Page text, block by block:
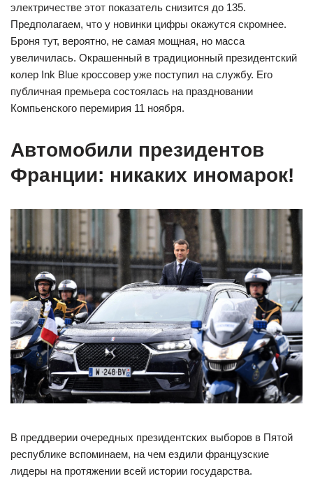
электричестве этот показатель снизится до 135.
Предполагаем, что у новинки цифры окажутся скромнее.
Броня тут, вероятно, не самая мощная, но масса
увеличилась. Окрашенный в традиционный президентский
колер Ink Blue кроссовер уже поступил на службу. Его
публичная премьера состоялась на праздновании
Компьенского перемирия 11 ноября.
Автомобили президентов
Франции: никаких иномарок!
В преддверии очередных президентских выборов в Пятой
республике вспоминаем, на чем ездили французские
лидеры на протяжении всей истории государства.